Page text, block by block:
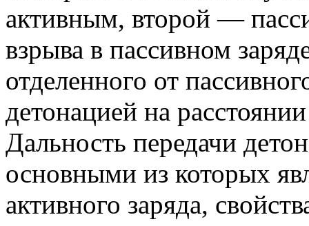
активным, второй —
взрыва в пассивном
отделенного от
детонацией на
Дальность передачи
основными из которых
активного заряда,